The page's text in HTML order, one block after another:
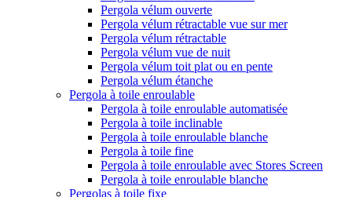
Pergola vélum ouverte
Pergola vélum rétractable vue sur mer
Pergola vélum rétractable
Pergola vélum vue de nuit
Pergola vélum toit plat ou en pente
Pergola vélum étanche
Pergola à toile enroulable
Pergola à toile enroulable automatisée
Pergola à toile inclinable
Pergola à toile enroulable blanche
Pergola à toile fine
Pergola à toile enroulable avec Stores Screen
Pergola à toile enroulable blanche
Pergolas à toile fixe